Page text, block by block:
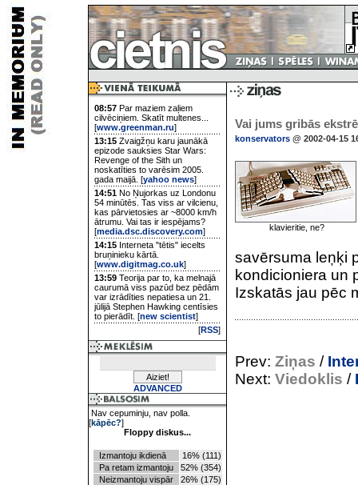
08:57 Par maziem zaļiem
cilvēciņiem. Skatīt multenes...
[www.greenman.ru]
13:15 Zvaigžņu karu jaunākā
epizode sauksies Star Wars:
Revenge of the Sith un
noskatīties to varēsim 2005.
gada maijā. [yahoo news]
14:51 No Ņujorkas uz Londonu
54 minūtēs. Tas viss ar vilcienu,
kas pārvietosies ar ~8000 km/h
ātrumu. Vai tas ir iespējams?
[media.dsc.discovery.com]
14:15 Interneta "tētis" iecelts
bruņinieku kārtā.
[www.digitmag.co.uk]
13:59 Teorija par to, ka melnajā
caurumā viss pazūd bez pēdām
var izrādīties nepatiesa un 21.
jūlijā Stephen Hawking centīsies
to pierādīt. [new scientist]
[RSS]
ADVANCED
Nav cepuminju, nav polla.
[kāpēc?]
Floppy diskus...
Izmantoju ikdienā
16% (111)
Pa retam izmantoju
52% (354)
Neizmantoju vispār
26% (175)
Vai jums gribās
konservators @ 2002-04-15
klavieritie, ne?
savērsuma leņķi
kondicioniera un
Izskatās jau pēc
Prev: Ziņas /
Next: Viedoklis /